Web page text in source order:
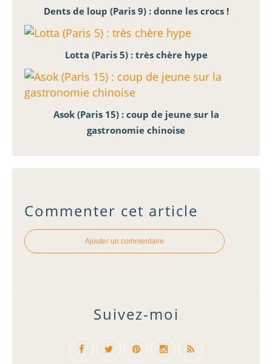
Dents de loup (Paris 9) : donne les crocs !
Lotta (Paris 5) : très chère hype
Asok (Paris 15) : coup de jeune sur la
gastronomie chinoise
Commenter cet article
Ajouter un commentaire
Suivez-moi